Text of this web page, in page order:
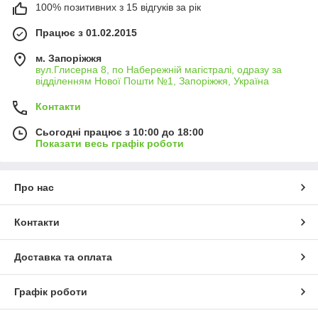
уже оценили тысячи автолюбителей по Украине, странам
СНГ и Прибалтике.
100% позитивних з 15 відгуків за рік
Працює з 01.02.2015
м. Запоріжжя
вул.Глисерна 8, по Набережній магістралі, одразу за
відділенням Нової Пошти №1, Запоріжжя, Україна
Контакти
Сьогодні працює з 10:00 до 18:00
Показати весь графік роботи
Про нас
Контакти
Доставка та оплата
Графік роботи